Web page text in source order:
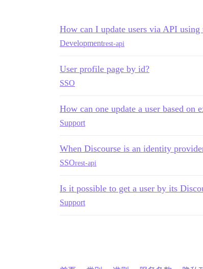
How can I update users via API using
Developmentrest-api
User profile page by id?
SSO
How can one update a user based on
Support
When Discourse is an identity
SSOrest-api
Is it possible to get a user by its
Support